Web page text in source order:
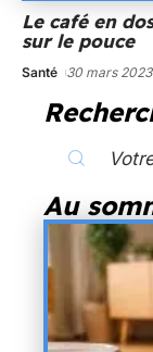
Le café en
sur le pouce
Santé 30 mars 2023
Au